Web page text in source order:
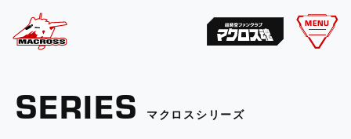
MENU
SERIES マクロスシリーズ